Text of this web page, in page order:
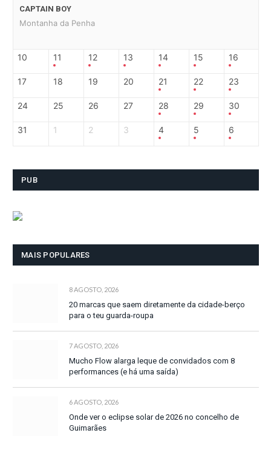
CAPTAIN BOY
Montanha da Penha
10 11 12 13 14 15 16
17 18 19 20 21 22 23
24 25 26 27 28 29 30
31 1 2 3 4 5 6
PUB
MAIS POPULARES
8 AGOSTO, 2026
20 marcas que saem diretamente da cidade-berço
para o teu guarda-roupa
7 AGOSTO, 2026
Mucho Flow alarga leque de convidados com 8
performances (e há uma saída)
6 AGOSTO, 2026
Onde ver o eclipse solar de 2026 no concelho de
Guimarães